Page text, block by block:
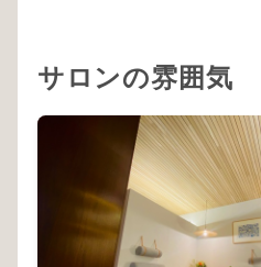
サロンの雰囲気